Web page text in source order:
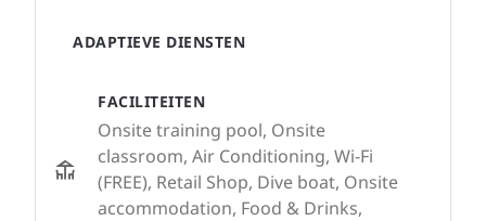
ADAPTIEVE DIENSTEN
FACILITEITEN
Onsite training pool, Onsite
classroom, Air Conditioning, Wi-Fi
(FREE), Retail Shop, Dive boat, Onsite
accommodation, Food & Drinks,